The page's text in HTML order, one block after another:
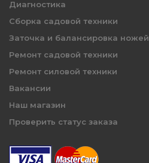
Диагностика
Сборка садовой техники
Заточка и балансировка ножей
Ремонт садовой техники
Ремонт силовой техники
Вакансии
Наш магазин
Проверить статус заказа